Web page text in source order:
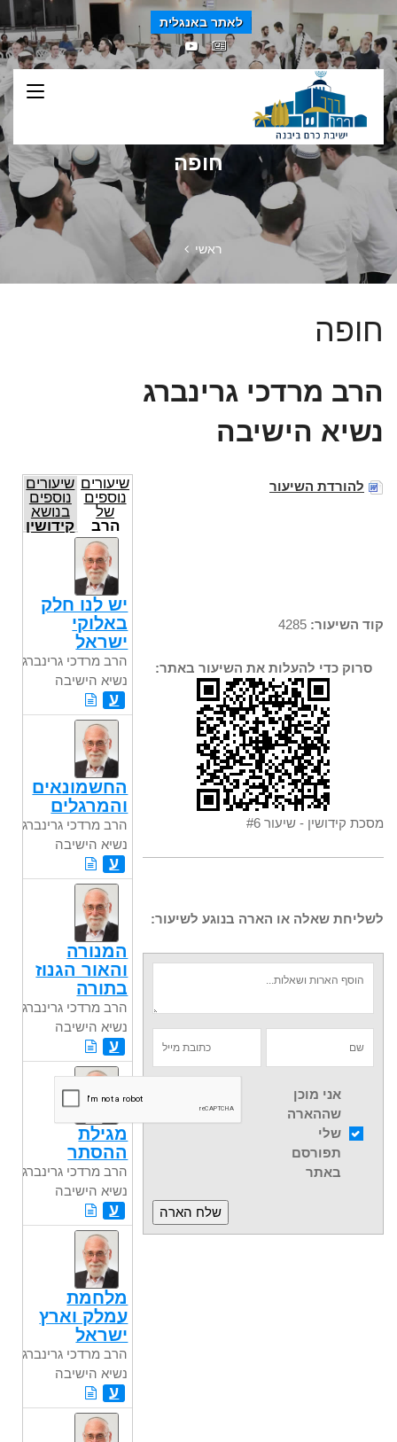
לאתר באנגלית
חופה
ראשי
חופה
הרב מרדכי גרינברג
נשיא הישיבה
להורדת השיעור
קוד השיעור:
סרוק כדי להעלות את השיעור באתר:
מסכת קידושין - שיעור #6
לשליחת שאלה או הארה בנוגע לשיעור:
אני מוכן
שההארה
שלי
תפורסם
באתר
שיעורים
נוספים
של
הרב
מרדכי
גרינברג
נשיא
הישיבה
שיעורים
נוספים
בנושא
קידושין
יש לנו חלק
באלוקי
ישראל
הרב מרדכי גרינברג
נשיא הישיבה
ע
החשמונאים
והמרגלים
הרב מרדכי גרינברג
נשיא הישיבה
ע
המנורה
והאור הגנוז
בתורה
הרב מרדכי גרינברג
נשיא הישיבה
ע
מגילת
ההסתר
הרב מרדכי גרינברג
נשיא הישיבה
ע
מלחמת
עמלק וארץ
ישראל
הרב מרדכי גרינברג
נשיא הישיבה
ע